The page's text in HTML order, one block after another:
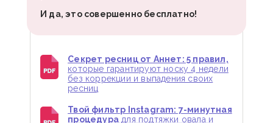
И да, это совершенно бесплатно!
Секрет ресниц от Аннет: 5 правил,
которые гарантируют носку 4 недели
без коррекции и выпадения своих
ресниц
Твой фильтр Instagram: 7-минутная
процедурадля подтяжки овала и